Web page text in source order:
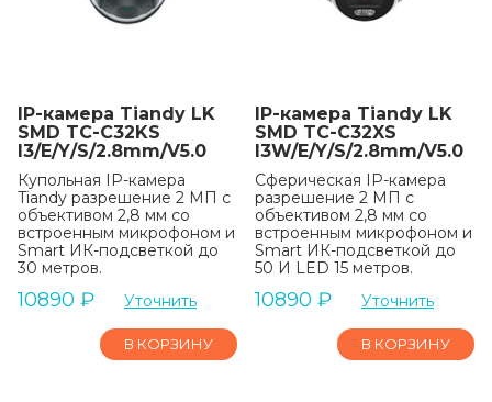
IP-камера Tiandy LK
SMD TC-C32KS
I3/E/Y/S/2.8mm/V5.0
Купольная IP-камера
Tiandy разрешение 2 МП с
объективом 2,8 мм со
встроенным микрофоном и
Smart ИК-подсветкой до
30 метров.
10890 ₽ Уточнить
В КОРЗИНУ
IP-камера Tiandy LK
SMD TC-C32XS
I3W/E/Y/S/2.8mm/V5.0
Сферическая IP-камера
разрешение 2 МП с
объективом 2,8 мм со
встроенным микрофоном и
Smart ИК-подсветкой до
50 И LED 15 метров.
10890 ₽ Уточнить
В КОРЗИНУ